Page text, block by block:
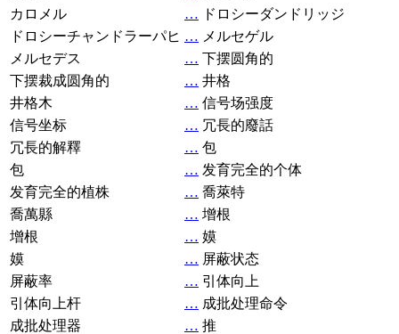
カロメル
… ドロシーダンドリッジ
ドロシーチャンドラーパヒ … メルセゲル
メルセデス
… 下摆圆角的
下摆裁成圆角的
… 井格
井格木
… 信号场强度
信号坐标
… 冗長的廢話
冗長的解釋
… 包
包
… 发育完全的个体
发育完全的植株
… 喬萊特
喬萬縣
… 增根
增根
… 嫫
嫫
… 屏蔽状态
屏蔽率
… 引体向上
引体向上杆
… 成批处理命令
成批处理器
… 推